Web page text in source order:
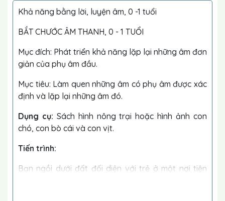
Khả năng bằng lời, luyện âm, 0 -1 tuổi
BẮT CHƯỚC ÂM THANH, 0 - 1 TUỔI
Mục đích: Phát triển khả năng lặp lại những âm đơn
giản của phụ âm đầu.
Mục tiêu: Làm quen những âm có phụ âm được xác
định và lặp lại những âm đó.
Dụng cụ: Sách hình nông trại hoặc hình ảnh con
chó, con bò cái và con vịt.
Tiến trình:
Bạn ngồi dưới đất đối diện với trẻ ở một nơi tiện